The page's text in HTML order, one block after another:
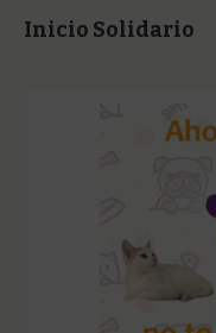
Inicio Solidario